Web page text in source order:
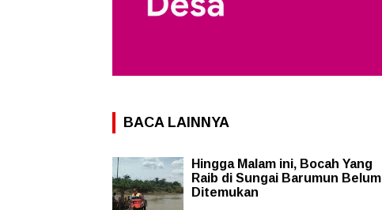
BACA LAINNYA
Hingga Malam ini, Bocah Yang
Raib di Sungai Barumun Belum
Ditemukan